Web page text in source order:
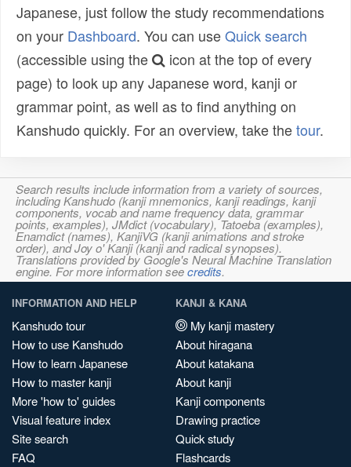
Japanese, just follow the study recommendations
on your Dashboard. You can useQuick search
(accessible using the
icon at the top of every
page) to look up any Japanese word, kanji or
grammar point, as well as to find anything on
Kanshudo quickly. For an overview, take thetour.
Search results include information from a variety of sources,
including Kanshudo (kanji mnemonics, kanji readings, kanji
components, vocab and name frequency data, grammar
points, examples), JMdict (vocabulary), Tatoeba (examples),
Enamdict (names), KanjiVG (kanji animations and stroke
order), and Joy o' Kanji (kanji and radical synopses).
Translations provided by Google's Neural Machine Translation
engine. For more information seecredits.
INFORMATION AND HELP
Kanshudo tour
How to use Kanshudo
How to learn Japanese
How to master kanji
More 'how to' guides
Visual feature index
Site search
FAQ
KANJI & KANA
My kanji mastery
About hiragana
About katakana
About kanji
Kanji components
Drawing practice
Quick study
Flashcards